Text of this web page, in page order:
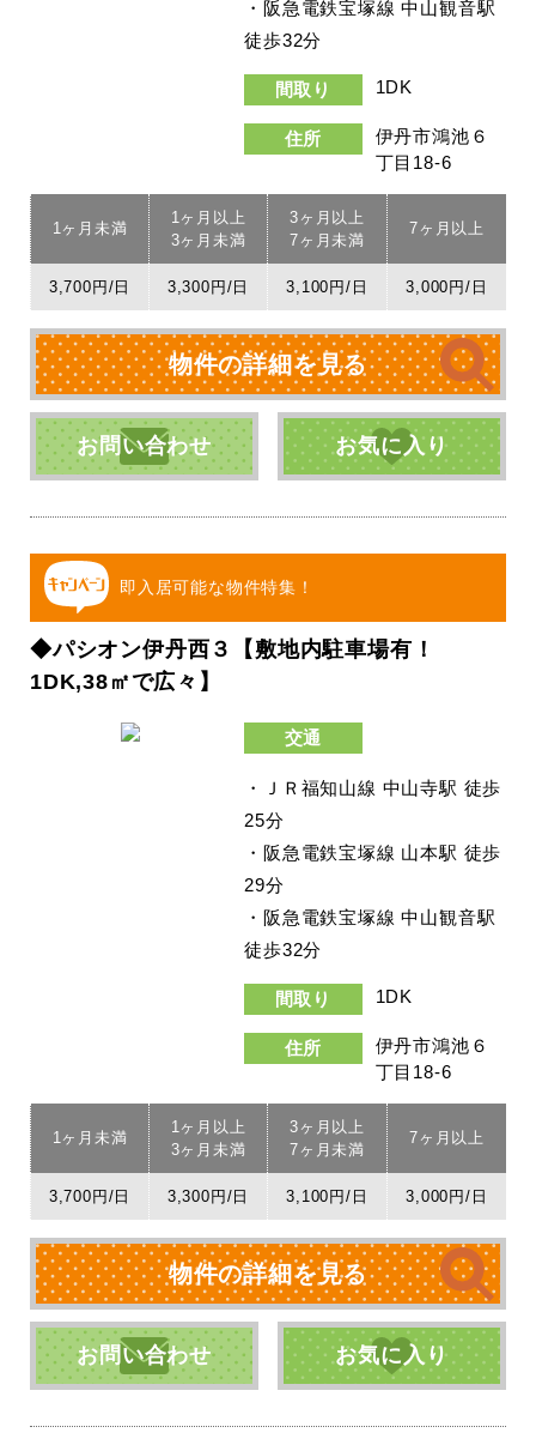
・阪急電鉄宝塚線 中山観音駅
徒歩32分
間取り 1DK
住所
伊丹市鴻池６
丁目18-6
1ヶ月未満
1ヶ月以上
3ヶ月未満
3ヶ月以上
7ヶ月未満
7ヶ月以上
3,700円/日 3,300円/日 3,100円/日 3,000円/日
物件の詳細を見る
お問い合わせ お気に入り
即入居可能な物件特集！
◆パシオン伊丹西３【敷地内駐車場有！
1DK,38㎡で広々】
交通
・ＪＲ福知山線 中山寺駅 徒歩
25分
・阪急電鉄宝塚線 山本駅 徒歩
29分
・阪急電鉄宝塚線 中山観音駅
徒歩32分
間取り 1DK
住所
伊丹市鴻池６
丁目18-6
1ヶ月未満
1ヶ月以上
3ヶ月未満
3ヶ月以上
7ヶ月未満
7ヶ月以上
3,700円/日 3,300円/日 3,100円/日 3,000円/日
物件の詳細を見る
お問い合わせ お気に入り